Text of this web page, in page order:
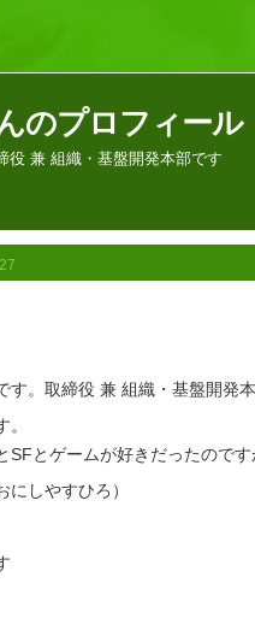
のプロフィール
役 兼 組織・基盤開発本部です
す。取締役 兼 組織・基盤開発
SFとゲームが好きだったので
にしやすひろ）